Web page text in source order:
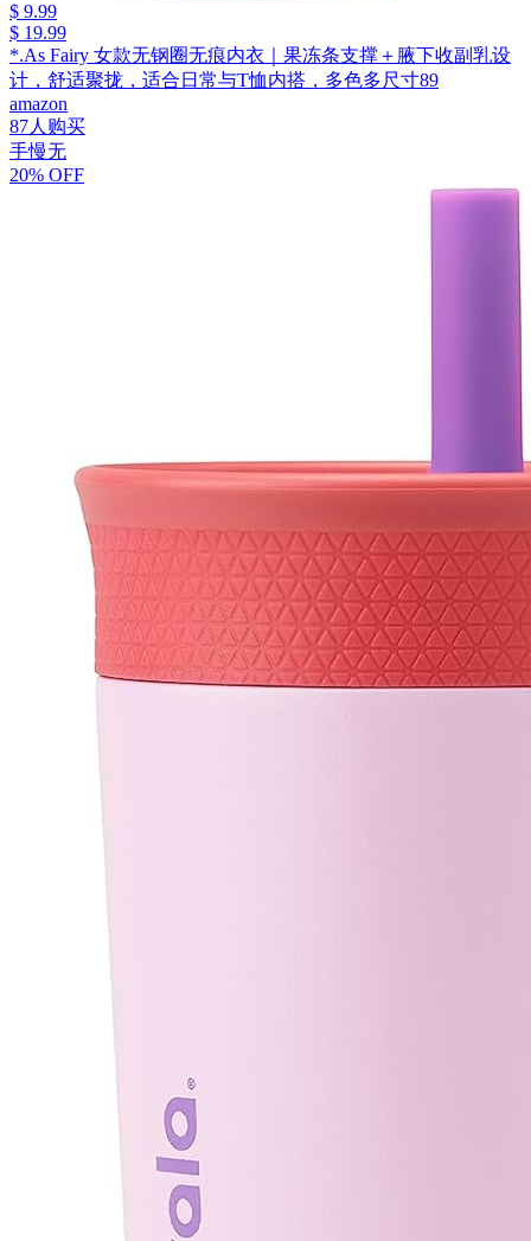
$ 9.99
$ 19.99
*.As Fairy 女款无钢圈无痕内衣｜果冻条支撑＋腋下收副乳设
计，舒适聚拢，适合日常与T恤内搭，多色多尺寸89
amazon
87人购买
手慢无
20% OFF